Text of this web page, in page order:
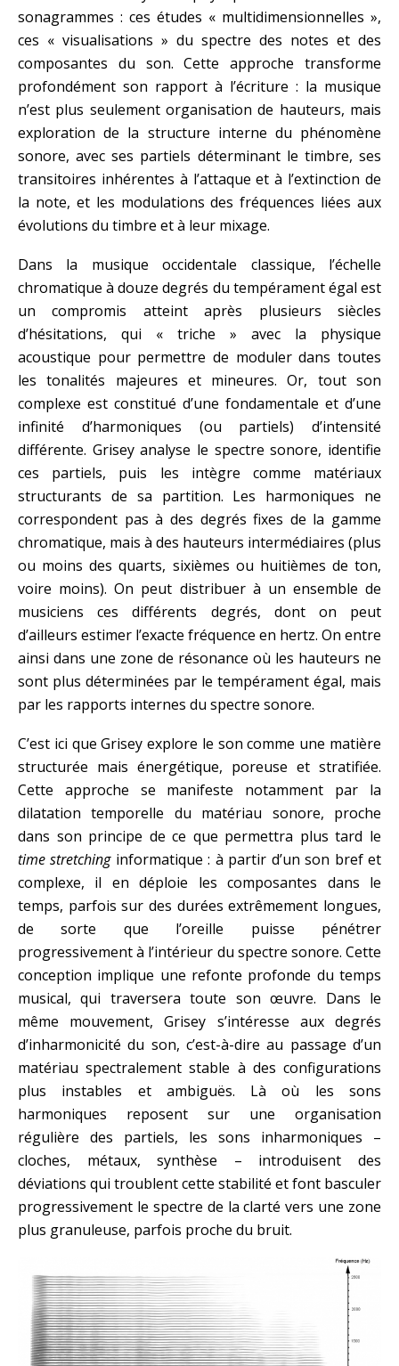
sonagrammes : ces études « multidimensionnelles »,
ces « visualisations » du spectre des notes et des
composantes du son. Cette approche transforme
profondément son rapport à l’écriture : la musique
n’est plus seulement organisation de hauteurs, mais
exploration de la structure interne du phénomène
sonore, avec ses partiels déterminant le timbre, ses
transitoires inhérentes à l’attaque et à l’extinction de
la note, et les modulations des fréquences liées aux
évolutions du timbre et à leur mixage.
Dans la musique occidentale classique, l’échelle
chromatique à douze degrés du tempérament égal est
un compromis atteint après plusieurs siècles
d’hésitations, qui « triche » avec la physique
acoustique pour permettre de moduler dans toutes
les tonalités majeures et mineures. Or, tout son
complexe est constitué d’une fondamentale et d’une
infinité d’harmoniques (ou partiels) d’intensité
différente. Grisey analyse le spectre sonore, identifie
ces partiels, puis les intègre comme matériaux
structurants de sa partition. Les harmoniques ne
correspondent pas à des degrés fixes de la gamme
chromatique, mais à des hauteurs intermédiaires (plus
ou moins des quarts, sixièmes ou huitièmes de ton,
voire moins). On peut distribuer à un ensemble de
musiciens ces différents degrés, dont on peut
d’ailleurs estimer l’exacte fréquence en hertz. On entre
ainsi dans une zone de résonance où les hauteurs ne
sont plus déterminées par le tempérament égal, mais
par les rapports internes du spectre sonore.
C’est ici que Grisey explore le son comme une matière
structurée mais énergétique, poreuse et stratifiée.
Cette approche se manifeste notamment par la
dilatation temporelle du matériau sonore, proche
dans son principe de ce que permettra plus tard le
time stretchinginformatique : à partir d’un son bref et
complexe, il en déploie les composantes dans le
temps, parfois sur des durées extrêmement longues,
de sorte que l’oreille puisse pénétrer
progressivement à l’intérieur du spectre sonore. Cette
conception implique une refonte profonde du temps
musical, qui traversera toute son œuvre. Dans le
même mouvement, Grisey s’intéresse aux degrés
d’inharmonicité du son, c’est-à-dire au passage d’un
matériau spectralement stable à des configurations
plus instables et ambiguës. Là où les sons
harmoniques reposent sur une organisation
régulière des partiels, les sons inharmoniques –
cloches, métaux, synthèse – introduisent des
déviations qui troublent cette stabilité et font basculer
progressivement le spectre de la clarté vers une zone
plus granuleuse, parfois proche du bruit.